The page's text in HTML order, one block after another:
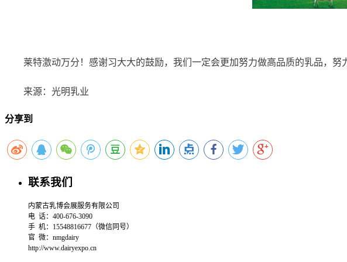
莱特激动万分！感谢习大大的鼓励，我们一定会更加努力做高品质的乳品，努
	来源：光明乳业
分享到
联系我们
内蒙古乳博会展服务有限公司
电 话：400-676-3090
手 机：15548816677（微信同号）
官 微： nmgdairy
http://www.dairyexpo.cn